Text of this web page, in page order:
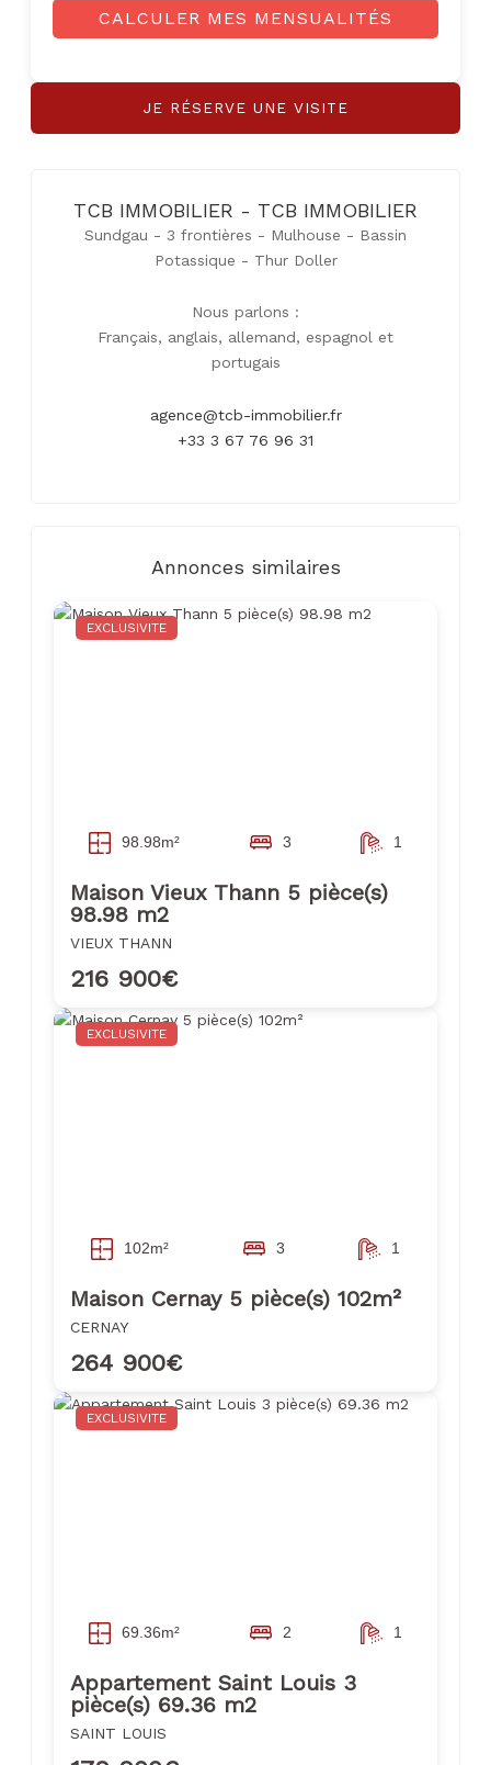
CALCULER MES MENSUALITÉS
JE RÉSERVE UNE VISITE
TCB IMMOBILIER - TCB IMMOBILIER
Sundgau - 3 frontières - Mulhouse - Bassin
Potassique - Thur Doller
Nous parlons :
Français, anglais, allemand, espagnol et
portugais
agence@tcb-immobilier.fr
+33 3 67 76 96 31
Annonces similaires
EXCLUSIVITE
98.98m² 3 1
Maison Vieux Thann 5 pièce(s)
98.98 m2
VIEUX THANN
216 900€
EXCLUSIVITE
102m² 3 1
Maison Cernay 5 pièce(s) 102m²
CERNAY
264 900€
EXCLUSIVITE
69.36m² 2 1
Appartement Saint Louis 3
pièce(s) 69.36 m2
SAINT LOUIS